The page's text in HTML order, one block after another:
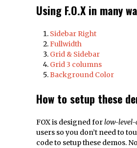
Using F.O.X in many
Sidebar Right
Fullwidth
Grid & Sidebar
Grid 3 columns
Background Color
How to setup these
FOX is designed forlow-
users so you don’t need to
code to setup these demos.